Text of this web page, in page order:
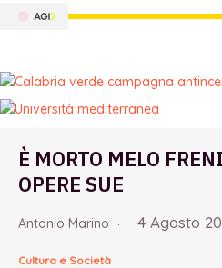
È MORTO MELO
OPERE SUE
Antonio Marino 4 Agosto
Cultura e Società